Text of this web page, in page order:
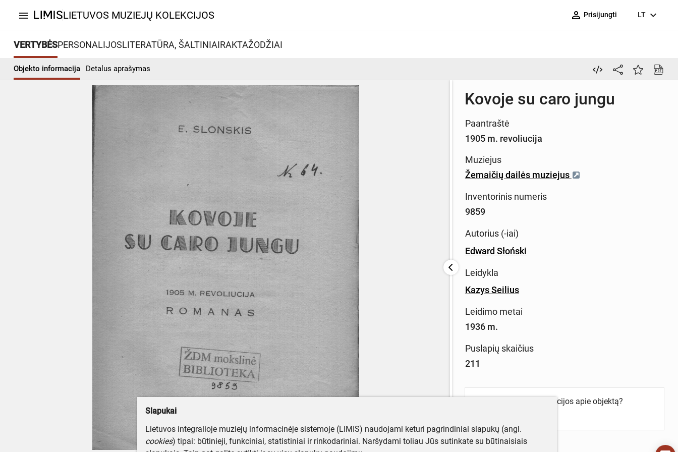
menu LIETUVOS MUZIEJŲ KOLEKCIJOS person_outline Prisijungti LT expand_more
VERTYBĖSPERSONALIJOSLITERATŪRA, ŠALTINIAIRAKTAŽODŽIAI
Objekto informacija Detalus aprašymas
Kovoje su caro jungu
Paantraštė
1905 m. revoliucija
Muziejus
Žemaičių dailės muziejus
Inventorinis numeris
9859
Autorius (-iai)
Edward Słoński
Leidykla
Kazys Seilius
Leidimo metai
1936 m.
Puslapių skaičius
211
Turite daugiau informacijos apie objektą?
Slapukai
Lietuvos integralioje muziejų informacinėje sistemoje (LIMIS) naudojami keturi pagrindiniai slapukų (angl.
cookies) tipai: būtinieji, funkciniai, statistiniai ir rinkodariniai. Naršydami toliau Jūs sutinkate su būtinaisiais